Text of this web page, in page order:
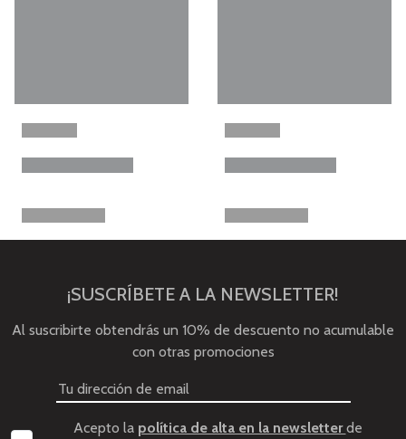
¡SUSCRÍBETE A LA NEWSLETTER!
Al suscribirte obtendrás un 10% de descuento no acumulable
con otras promociones
Acepto la política de alta en la newsletterde